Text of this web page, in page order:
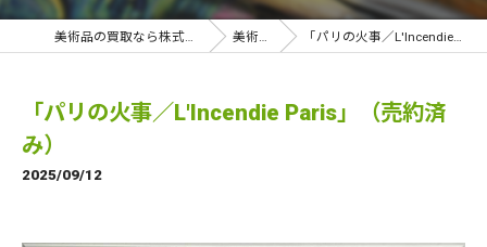
美術品の買取なら株式会社アートフラール 美術品一覧 「パリの火事／L'Incendie Paris」（売約済み）
「パリの火事／L'Incendie Paris」（売約済
み）
2025/09/12